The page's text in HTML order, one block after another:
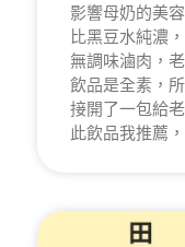
影響母奶的美
比黑豆水純濃
無調味滷肉，
飲品是全素，
接開了一包給
此飲品我推薦